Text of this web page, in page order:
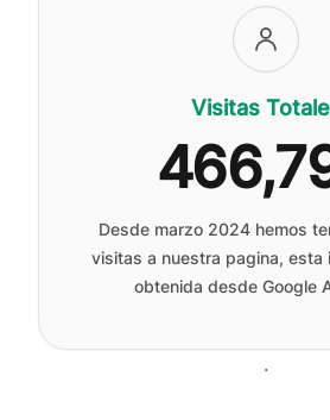
Visitas
Desde marzo 2024 hemos
visitas a nuestra pagina, esta
obtenida desde Google
.